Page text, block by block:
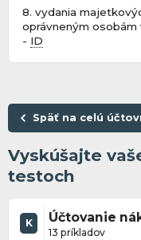
8. vydania
oprávneným osobám
- ID
Späť na celú
Vyskúšajte
testoch
K Účtovanie
13 príkladov